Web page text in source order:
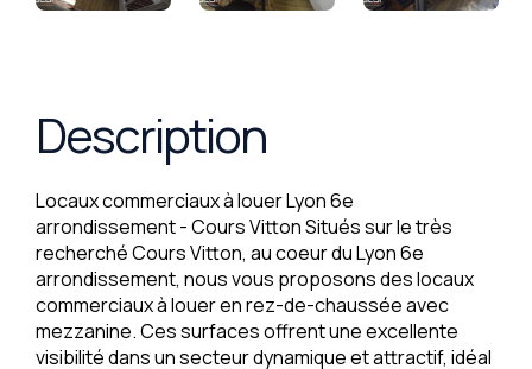
Description
Locaux commerciaux à louer Lyon 6e
arrondissement - Cours Vitton Situés sur le très
recherché Cours Vitton, au coeur du Lyon 6e
arrondissement, nous vous proposons des locaux
commerciaux à louer en rez-de-chaussée avec
mezzanine. Ces surfaces offrent une excellente
visibilité dans un secteur dynamique et attractif, idéal